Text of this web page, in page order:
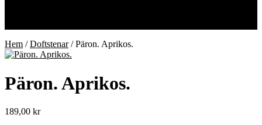
Hem /Doftstenar/ Päron. Aprikos.
Päron. Aprikos.
189,00 kr